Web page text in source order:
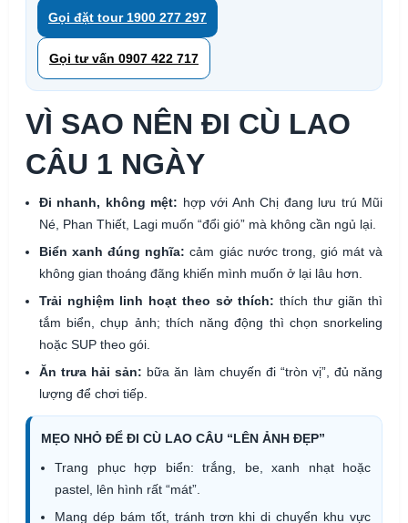
Gọi đặt tour 1900 277 297
Gọi tư vấn 0907 422 717
VÌ SAO NÊN ĐI CÙ LAO
CÂU 1 NGÀY
Đi nhanh, không mệt: hợp với Anh Chị đang lưu trú Mũi
Né, Phan Thiết, Lagi muốn “đổi gió” mà không cần ngủ lại.
Biển xanh đúng nghĩa: cảm giác nước trong, gió mát và
không gian thoáng đãng khiến mình muốn ở lại lâu hơn.
Trải nghiệm linh hoạt theo sở thích: thích thư giãn thì
tắm biển, chụp ảnh; thích năng động thì chọn snorkeling
hoặc SUP theo gói.
Ăn trưa hải sản: bữa ăn làm chuyến đi “tròn vị”, đủ năng
lượng để chơi tiếp.
MẸO NHỎ ĐỂ ĐI CÙ LAO CÂU “LÊN ẢNH ĐẸP”
Trang phục hợp biển: trắng, be, xanh nhạt hoặc
pastel, lên hình rất “mát”.
Mang dép bám tốt, tránh trơn khi di chuyển khu vực